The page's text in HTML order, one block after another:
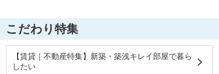
こだわり特集
【賃貸｜不動産特集】新築・築浅キレイ部屋で暮ら
したい